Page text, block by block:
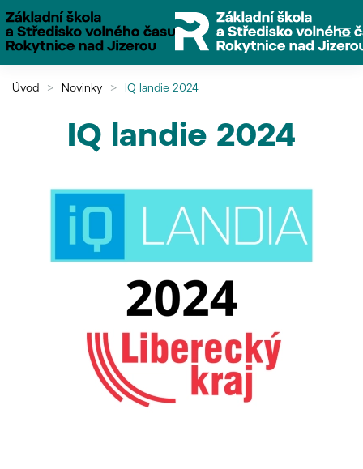
Přejít na hlavní obsah
Úvod Novinky IQ landie 2024
IQ landie 2024